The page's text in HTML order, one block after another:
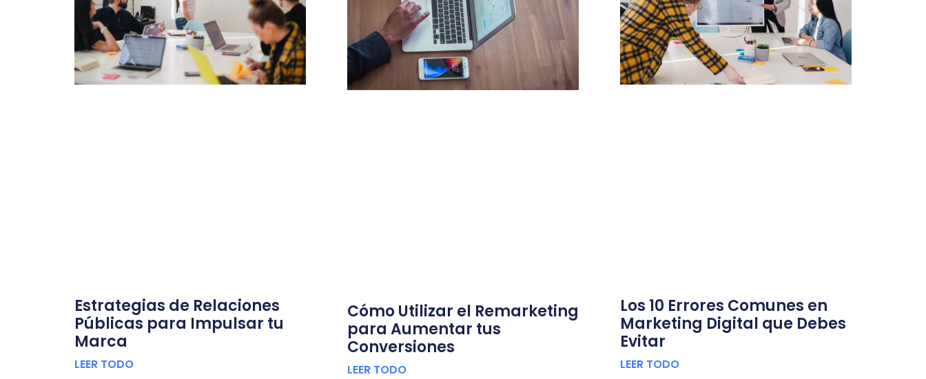
Estrategias de Relaciones
Públicas para Impulsar tu
Marca
LEER TODO
Cómo Utilizar el Remarketing
para Aumentar tus
Conversiones
LEER TODO
Los 10 Errores Comunes en
Marketing Digital que Debes
Evitar
LEER TODO